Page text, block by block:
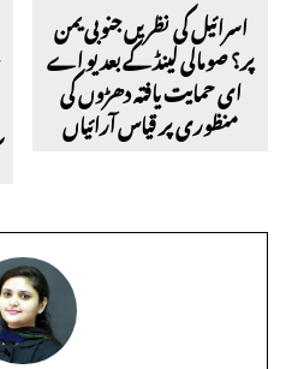
اسرائیل کی نظریں جنوبی یمن
پر؟ صومالی لینڈ کے بعد یو اے
ای حمایت یافتہ دھڑوں کی
منظوری پر قیاس آرائیاں